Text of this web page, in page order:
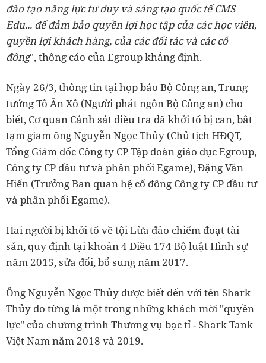
đào tạo năng lực tư duy và sáng tạo quốc tế CMS
Edu... để đảm bảo quyền lợi học tập của các học viên,
quyền lợi khách hàng, của các đối tác và các cổ
đông", thông cáo của Egroup khẳng định.
Ngày 26/3, thông tin tại họp báo Bộ Công an, Trung
tướng Tô Ân Xô (Người phát ngôn Bộ Công an) cho
biết, Cơ quan Cảnh sát điều tra đã khởi tố bị can, bắt
tạm giam ông Nguyễn Ngọc Thủy (Chủ tịch HĐQT,
Tổng Giám đốc Công ty CP Tập đoàn giáo dục Egroup,
Công ty CP đầu tư và phân phối Egame), Đặng Văn
Hiển (Trưởng Ban quan hệ cổ đông Công ty CP đầu tư
và phân phối Egame).
Hai người bị khởi tố về tội Lừa đảo chiếm đoạt tài
sản, quy định tại khoản 4 Điều 174 Bộ luật Hình sự
năm 2015, sửa đổi, bổ sung năm 2017.
Ông Nguyễn Ngọc Thủy được biết đến với tên Shark
Thủy do từng là một trong những khách mời "quyền
lực" của chương trình Thương vụ bạc tỉ - Shark Tank
Việt Nam năm 2018 và 2019.